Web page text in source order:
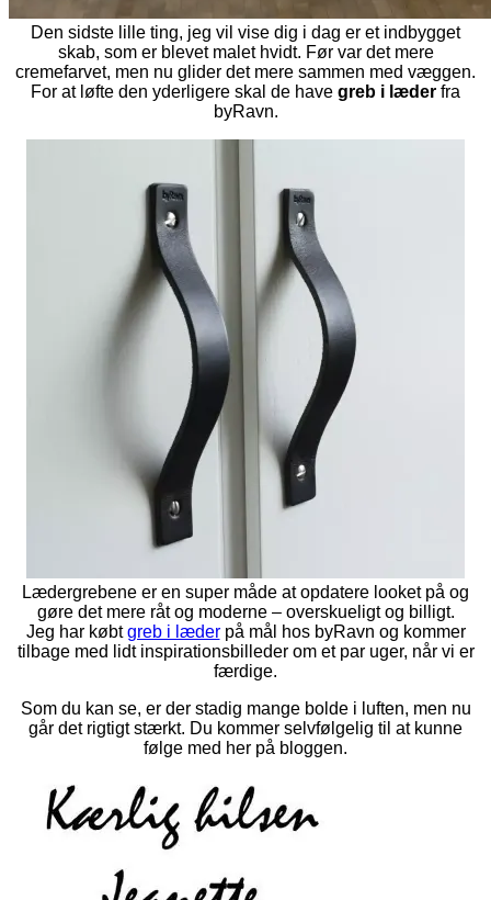
Den sidste lille ting, jeg vil vise dig i dag er et indbygget
skab, som er blevet malet hvidt. Før var det mere
cremefarvet, men nu glider det mere sammen med væggen.
For at løfte den yderligere skal de have greb i læder fra
byRavn.
Lædergrebene er en super måde at opdatere looket på og
gøre det mere råt og moderne – overskueligt og billigt.
Jeg har købtgreb i læderpå mål hos byRavn og kommer
tilbage med lidt inspirationsbilleder om et par uger, når vi er
færdige.
Som du kan se, er der stadig mange bolde i luften, men nu
går det rigtigt stærkt. Du kommer selvfølgelig til at kunne
følge med her på bloggen.